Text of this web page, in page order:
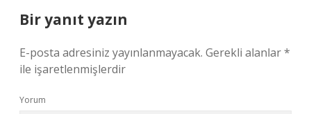
Bir yanıt yazın
E-posta adresiniz yayınlanmayacak. Gerekli alanlar*
ile işaretlenmişlerdir
Yorum